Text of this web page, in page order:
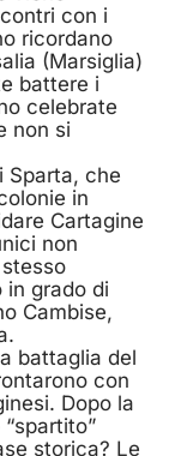
con i
ricordano
(Marsiglia)
battere i
celebrate
non si
Sparta, che
in
Cartagine
non
in grado di
Cambise,
battaglia del
con
Dopo la
storica? Le